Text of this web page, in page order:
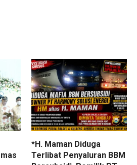
*H. Maman Diduga
Terlibat Penyaluran BBM